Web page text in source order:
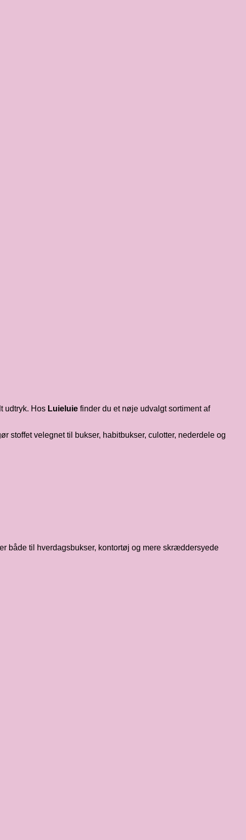
udtryk. Hos Luieluie finder du et nøje udvalgt sortiment af
stoffet velegnet til bukser, habitbukser, culotter, nederdele og
både til hverdagsbukser, kontortøj og mere skræddersyede